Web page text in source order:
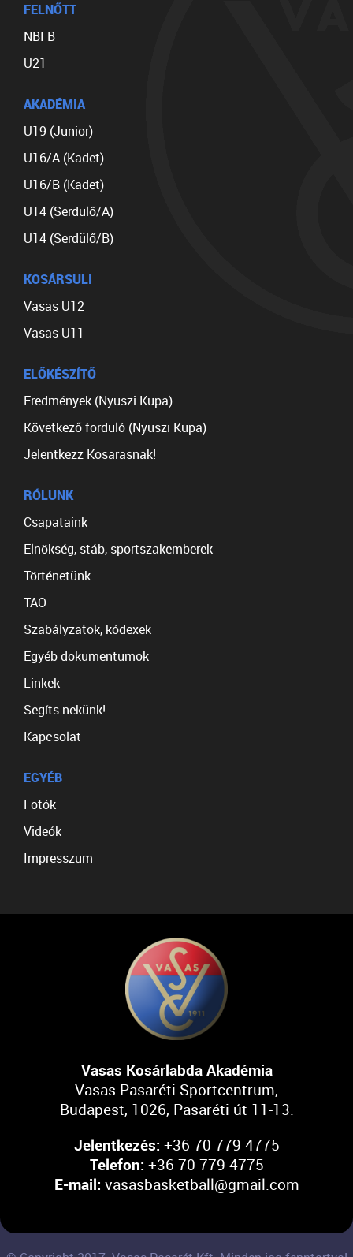
FELNŐTT
NBI B
U21
AKADÉMIA
U19 (Junior)
U16/A (Kadet)
U16/B (Kadet)
U14 (Serdülő/A)
U14 (Serdülő/B)
KOSÁRSULI
Vasas U12
Vasas U11
ELŐKÉSZÍTŐ
Eredmények (Nyuszi Kupa)
Következő forduló (Nyuszi Kupa)
Jelentkezz Kosarasnak!
RÓLUNK
Csapataink
Elnökség, stáb, sportszakemberek
Történetünk
TAO
Szabályzatok, kódexek
Egyéb dokumentumok
Linkek
Segíts nekünk!
Kapcsolat
EGYÉB
Fotók
Videók
Impresszum
Vasas Kosárlabda Akadémia
Vasas Pasaréti Sportcentrum,
Budapest, 1026, Pasaréti út 11-13.
Jelentkezés: +36 70 779 4775
Telefon: +36 70 779 4775
E-mail: vasasbasketball@gmail.com